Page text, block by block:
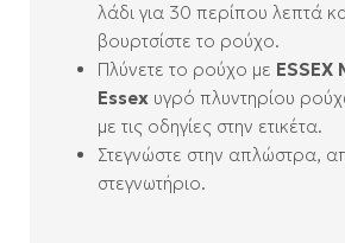
λάδι για 30 περίπου λεπτά
βουρτσίστε το ρούχο.
Πλύνετε το ρούχο με ESSEX
Essex υγρό πλυντηρίου
με τις οδηγίες στην ετικέτα.
Στεγνώστε στην απλώστρα,
στεγνωτήριο.